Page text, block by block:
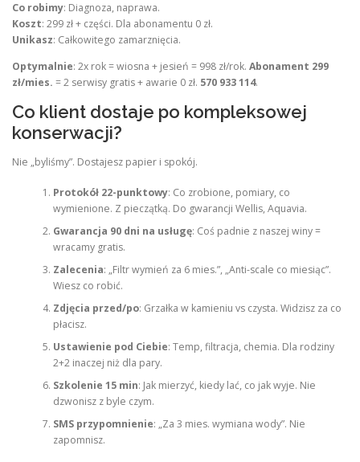
Co robimy: Diagnoza, naprawa.
Koszt: 299 zł + części. Dla abonamentu 0 zł.
Unikasz: Całkowitego zamarznięcia.
Optymalnie: 2x rok = wiosna + jesień = 998 zł/rok. Abonament 299
zł/mies. = 2 serwisy gratis + awarie 0 zł. 570 933 114.
Co klient dostaje po kompleksowej
konserwacji?
Nie „byliśmy”. Dostajesz papier i spokój.
Protokół 22-punktowy: Co zrobione, pomiary, co
wymienione. Z pieczątką. Do gwarancji Wellis, Aquavia.
Gwarancja 90 dni na usługę: Coś padnie z naszej winy =
wracamy gratis.
Zalecenia: „Filtr wymień za 6 mies.”, „Anti-scale co miesiąc”.
Wiesz co robić.
Zdjęcia przed/po: Grzałka w kamieniu vs czysta. Widzisz za co
płacisz.
Ustawienie pod Ciebie: Temp, filtracja, chemia. Dla rodziny
2+2 inaczej niż dla pary.
Szkolenie 15 min: Jak mierzyć, kiedy lać, co jak wyje. Nie
dzwonisz z byle czym.
SMS przypomnienie: „Za 3 mies. wymiana wody”. Nie
zapomnisz.